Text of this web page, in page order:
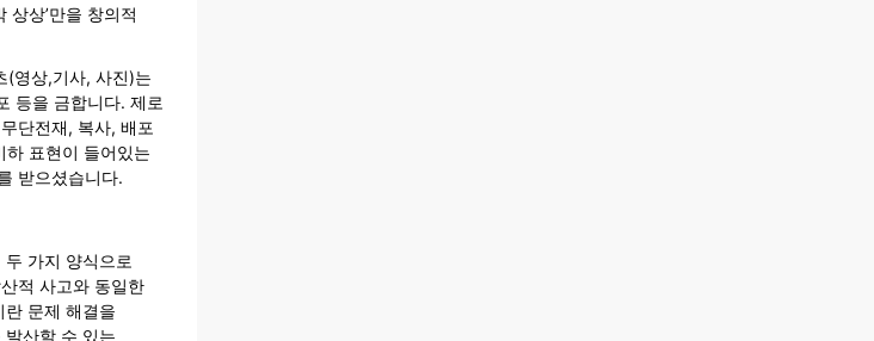
상상’만을 창의적
(영상,기사, 사진)는
등을 금합니다. 제로
단전재, 복사, 배포
표현이 들어있는
받으셨습니다.
가지 양식으로
적 사고와 동일한
문제 해결을
산할 수 있는